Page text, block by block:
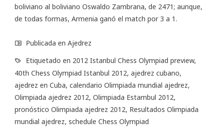
boliviano al boliviano Oswaldo Zambrana, de 2471; aunque,
de todas formas, Armenia ganó el match por 3 a 1.
Publicada en Ajedrez
Etiquetado en 2012 Istanbul Chess Olympiad preview,
40th Chess Olympiad Istanbul 2012, ajedrez cubano,
ajedrez en Cuba, calendario Olimpiada mundial ajedrez,
Olimpiada ajedrez 2012, Olimpiada Estambul 2012,
pronóstico Olimpiada ajedrez 2012, Resultados Olimpiada
mundial ajedrez, schedule Chess Olympiad